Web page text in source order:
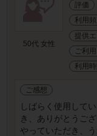
50代 女性
評価
利用
提供
ご利
利用時
ご感想
しばらく使用して
き、ありがとうご
やっていただき、